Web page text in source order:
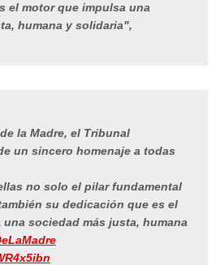
el motor que impulsa una
humana y solidaria",
la Madre, el Tribunal
un sincero homenaje a todas
no solo el pilar fundamental
su dedicación que es el
sociedad más justa, humana